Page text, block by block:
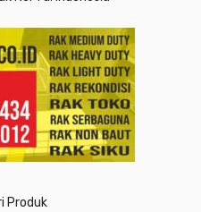
Produk